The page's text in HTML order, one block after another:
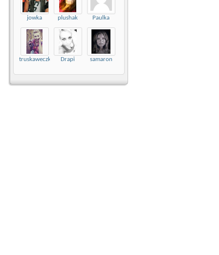
jowka plushak Paulka
truskaweczka99 Drapi samaron